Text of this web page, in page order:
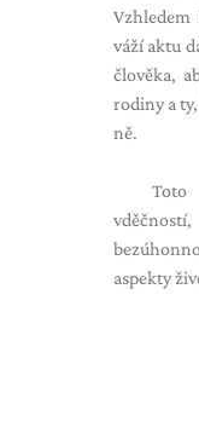
váží aktu
člověka,
rodiny a
ně.
aspekty